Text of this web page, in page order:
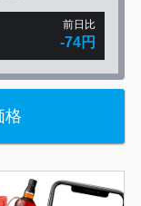
前日比
-74円
格